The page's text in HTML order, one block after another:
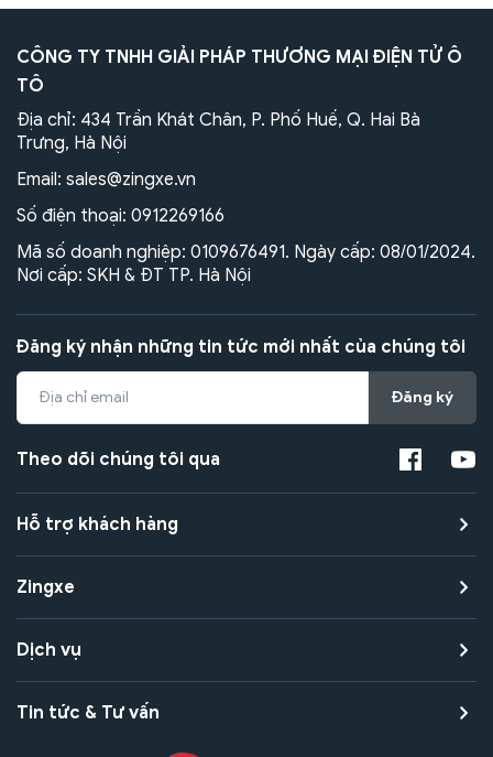
CÔNG TY TNHH GIẢI PHÁP THƯƠNG MẠI ĐIỆN TỬ Ô
TÔ
Địa chỉ: 434 Trần Khát Chân, P. Phố Huế, Q. Hai Bà
Trưng, Hà Nội
Email: sales@zingxe.vn
Số điện thoại: 0912269166
Mã số doanh nghiệp: 0109676491. Ngày cấp: 08/01/2024.
Nơi cấp: SKH & ĐT TP. Hà Nội
Đăng ký nhận những tin tức mới nhất của chúng tôi
Đăng ký
Theo dõi chúng tôi qua
Hỗ trợ khách hàng
Zingxe
Dịch vụ
Tin tức & Tư vấn